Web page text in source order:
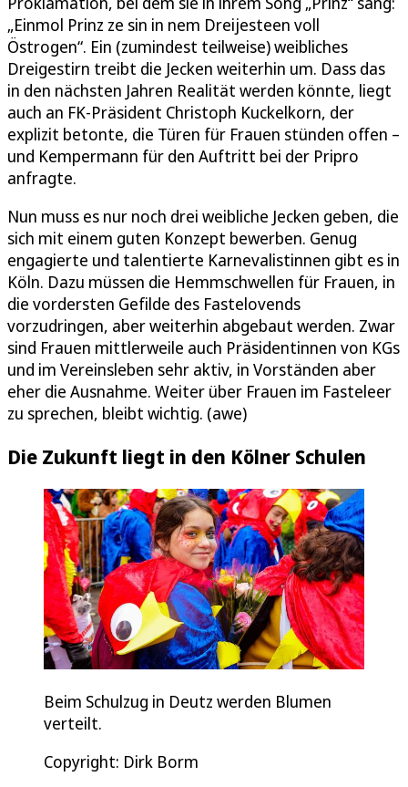
„Einmol Prinz ze sin in nem Dreijesteen voll
Östrogen“. Ein (zumindest teilweise) weibliches
Dreigestirn treibt die Jecken weiterhin um. Dass das
in den nächsten Jahren Realität werden könnte, liegt
auch an FK-Präsident Christoph Kuckelkorn, der
explizit betonte, die Türen für Frauen stünden offen –
und Kempermann für den Auftritt bei der Pripro
anfragte.
Nun muss es nur noch drei weibliche Jecken geben, die
sich mit einem guten Konzept bewerben. Genug
engagierte und talentierte Karnevalistinnen gibt es in
Köln. Dazu müssen die Hemmschwellen für Frauen, in
die vordersten Gefilde des Fastelovends
vorzudringen, aber weiterhin abgebaut werden. Zwar
sind Frauen mittlerweile auch Präsidentinnen von KGs
und im Vereinsleben sehr aktiv, in Vorständen aber
eher die Ausnahme. Weiter über Frauen im Fasteleer
zu sprechen, bleibt wichtig. (awe)
Die Zukunft liegt in den Kölner Schulen
Beim Schulzug in Deutz werden Blumen
verteilt.
Copyright: Dirk Borm